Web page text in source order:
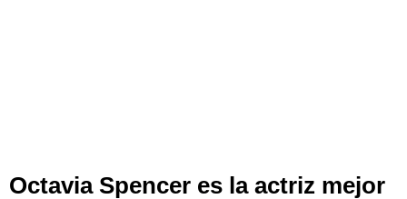
Octavia Spencer es la actriz mejor